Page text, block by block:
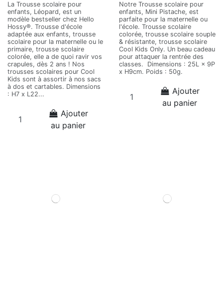
La Trousse scolaire pour
enfants, Léopard, est un
modèle bestseller chez Hello
Hossy®. Trousse d'école
adaptée aux enfants, trousse
scolaire pour la maternelle ou le
primaire, trousse scolaire
colorée, elle a de quoi ravir vos
crapules, dès 2 ans ! Nos
trousses scolaires pour Cool
Kids sont à assortir à nos sacs
à dos et cartables. Dimensions
: H7 x L22...
Ajouter
au panier
Notre Trousse scolaire pour
enfants, Mini Pistache, est
parfaite pour la maternelle ou
l'école. Trousse scolaire
colorée, trousse scolaire souple
& résistante, trousse scolaire
Cool Kids Only. Un beau cadeau
pour attaquer la rentrée des
classes. Dimensions : 25L × 9P
x H9cm. Poids : 50g.
Ajouter
au panier